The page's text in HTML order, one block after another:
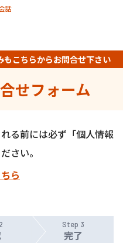
話
せフォーム
こちらからお問合せ下さい
る前には必ず「個人情報
さい。
ら
Step 3
完了